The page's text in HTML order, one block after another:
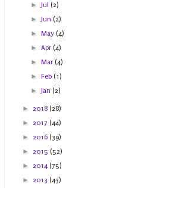
►Jul (2)
►Jun (2)
►May (4)
►Apr (4)
►Mar (4)
►Feb (1)
►Jan (2)
► 2018 (28)
► 2017 (44)
► 2016 (39)
► 2015 (52)
► 2014 (75)
► 2013 (43)